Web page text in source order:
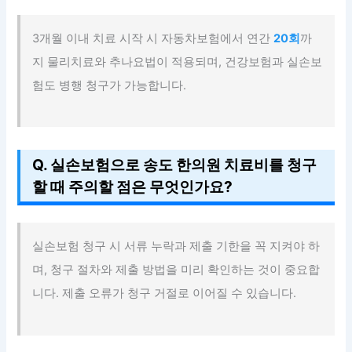
3개월 이내 치료 시작 시 자동차보험에서 연간20회까
지 물리치료와 추나요법이 적용되며, 건강보험과 실손보
험도 병행 청구가 가능합니다.
Q. 실손보험으로 송도 한의원 치료비를 청구
할 때 주의할 점은 무엇인가요?
실손보험 청구 시 서류 누락과 제출 기한을 꼭 지켜야 하
며, 청구 절차와 제출 방법을 미리 확인하는 것이 중요합
니다. 제출 오류가 청구 거절로 이어질 수 있습니다.